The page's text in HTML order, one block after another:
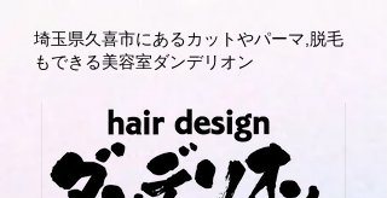
埼玉県久喜市にあるカットやパーマ, 脱毛
もできる美容室ダンデリオン